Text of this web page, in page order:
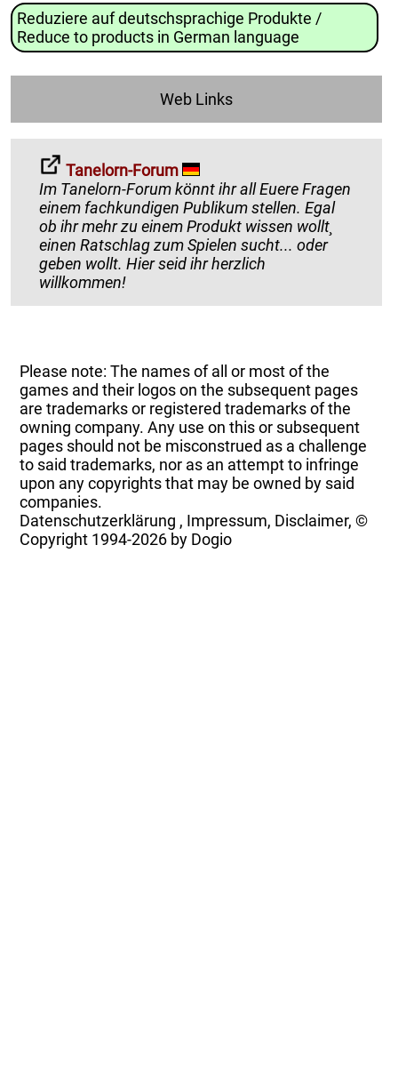
Reduziere auf deutschsprachige Produkte /
Reduce to products in German language
Web Links
Tanelorn-Forum
Im Tanelorn-Forum könnt ihr all Euere Fragen
einem fachkundigen Publikum stellen. Egal
ob ihr mehr zu einem Produkt wissen wollt¸
einen Ratschlag zum Spielen sucht... oder
geben wollt. Hier seid ihr herzlich
willkommen!
Please note: The names of all or most of the
games and their logos on the subsequent pages
are trademarks or registered trademarks of the
owning company. Any use on this or subsequent
pages should not be misconstrued as a challenge
to said trademarks, nor as an attempt to infringe
upon any copyrights that may be owned by said
companies.
Datenschutzerklärung , Impressum, Disclaimer, ©
Copyright 1994-2026 by Dogio